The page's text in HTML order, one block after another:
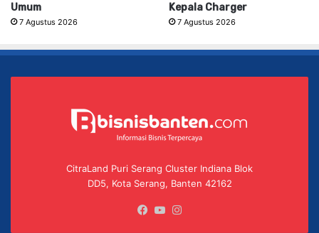
Umum
7 Agustus 2026
Kepala Charger
7 Agustus 2026
CitraLand Puri Serang Cluster Indiana Blok
DD5, Kota Serang, Banten 42162
Facebook
YouTube